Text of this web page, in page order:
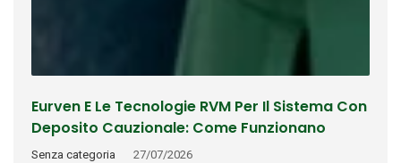
Eurven E Le Tecnologie RVM Per Il Sistema Con
Deposito Cauzionale: Come Funzionano
Riconoscimento, Rimborso E Tracciabilità
Senza categoria 27/07/2026